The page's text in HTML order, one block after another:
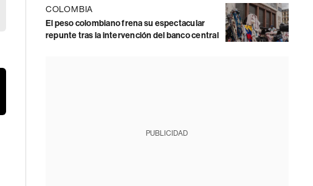
COLOMBIA
El peso colombiano frena su espectacular
repunte tras la intervención del banco central
PUBLICIDAD